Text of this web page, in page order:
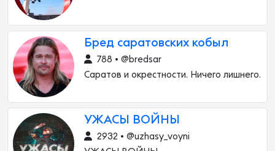
Бред саратовских кобыл
788 • @bredsar
Саратов и окрестности. Ничего лишнего.
УЖАСЫ ВОЙНЫ
2932 • @uzhasy_voyni